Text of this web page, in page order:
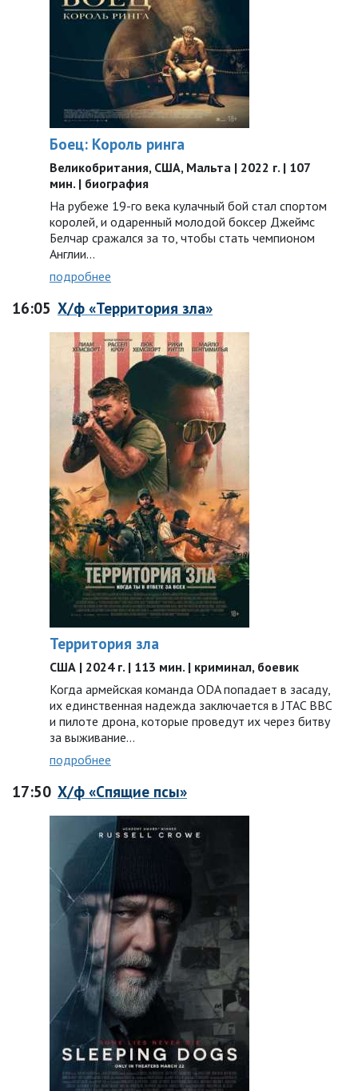
Боец: Король ринга
Великобритания, США, Мальта | 2022 г. | 107
мин. | биография
На рубеже 19-го века кулачный бой стал спортом
королей, и одаренный молодой боксер Джеймс
Белчар сражался за то, чтобы стать чемпионом
Англии…
подробнее
16:05 Х/ф «Территория зла»
Территория зла
США | 2024 г. | 113 мин. | криминал, боевик
Когда армейская команда ODA попадает в засаду,
их единственная надежда заключается в JTAC ВВС
и пилоте дрона, которые проведут их через битву
за выживание…
подробнее
17:50 Х/ф «Спящие псы»